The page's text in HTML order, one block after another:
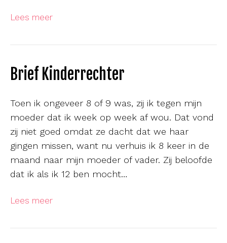
Lees meer
Brief Kinderrechter
Toen ik ongeveer 8 of 9 was, zij ik tegen mijn
moeder dat ik week op week af wou. Dat vond
zij niet goed omdat ze dacht dat we haar
gingen missen, want nu verhuis ik 8 keer in de
maand naar mijn moeder of vader. Zij beloofde
dat ik als ik 12 ben mocht…
Lees meer